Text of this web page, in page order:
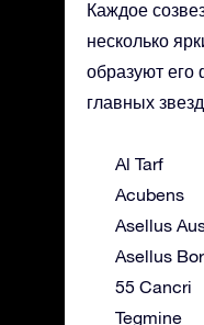
Каждое
несколько
образуют его
главных
Al Tarf
Acubens
Asellus
Asellus
55 Cancri
Tegmine